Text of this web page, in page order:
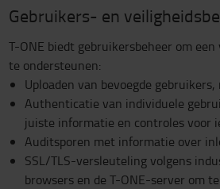
Gebruikers- en
T-ONE biedt gebruikersbeheer om
te ondersteunen:
Uploaden van bevoegde
Authenticatie van individuele
juiste informatie en controles voor
Auditsporen met informatie over
SSL/TLS-versleuteling volgens
browsers en de T-ONE-server om